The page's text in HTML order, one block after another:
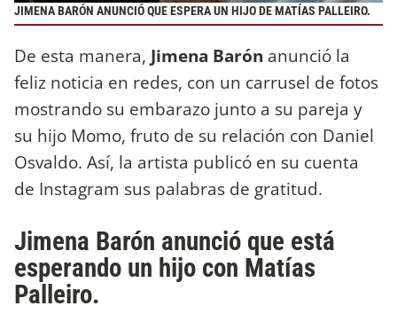
JIMENA BARÓN ANUNCIÓ QUE ESPERA UN HIJO DE MATÍAS PALLEIRO.
De esta manera, Jimena Barón anunció la
feliz noticia en redes, con un carrusel de fotos
mostrando su embarazo junto a su pareja y
su hijo Momo, fruto de su relación con Daniel
Osvaldo. Así, la artista publicó en su cuenta
de Instagram sus palabras de gratitud.
Jimena Barón anunció que está
esperando un hijo con Matías
Palleiro.